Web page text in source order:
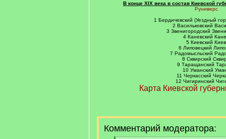
В конце XIX века в состав Киевской
Руниверс
1 Бердичевский (Уездный
2 Васильковский
3 Звенигородский
4 Каневский
5 Киевский Киев
6 Липовецкий
7 Радомысльский
8 Сквирский
9 Таращанский
10 Уманский
11 Черкасский
12 Чигиринский
Карта Киевской
Комментарий модератора: